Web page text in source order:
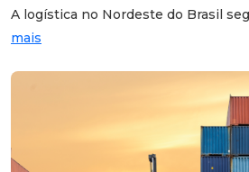
A logística no Nordeste do Brasil
mais